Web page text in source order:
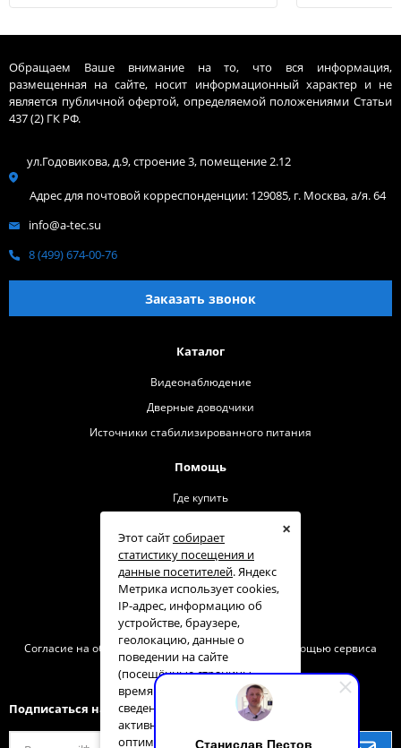
Станислав Пестов
×
Этот сайтсобирает
статистику посещения и
данные посетителей. Яндекс
Метрика использует cookies,
IP-адрес, информацию об
устройстве, браузере,
геолокацию, данные о
поведении на сайте
(посещённые страницы,
время на сайте) и другие
сведения для анализа
активности пользователей и
оптимизации контента.
Обращаем Ваше внимание на то, что вся информация,
размещенная на сайте, носит информационный характер и не
является публичной офертой, определяемой положениями Статьи
437 (2) ГК РФ.
ул.Годовикова, д.9, строение 3, помещение 2.12
Адрес для почтовой корреспонденции: 129085, г. Москва, а/я. 64
info@a-tec.su
8 (499) 674-00-76
Заказать звонок
Каталог
Видеонаблюдение
Дверные доводчики
Источники стабилизированного питания
Помощь
Где купить
Контакты
Техподдержка
Сервис
Политика конфиденциальности
Согласие на обработку персональных данных с помощью сервиса
«Яндекс. Метрика»
Подписаться на нас